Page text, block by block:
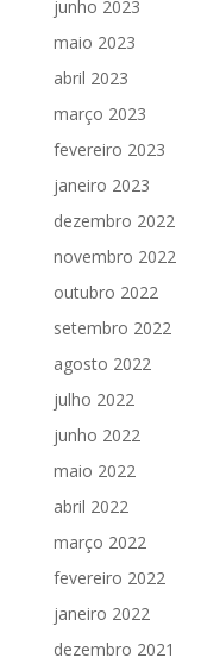
junho 2023
maio 2023
abril 2023
março 2023
fevereiro 2023
janeiro 2023
dezembro 2022
novembro 2022
outubro 2022
setembro 2022
agosto 2022
julho 2022
junho 2022
maio 2022
abril 2022
março 2022
fevereiro 2022
janeiro 2022
dezembro 2021